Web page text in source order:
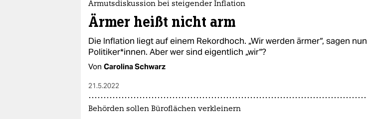
Armutsdiskussion bei steigender Inflation
Ärmer heißt nicht arm
Die Inflation liegt auf einem Rekordhoch. „Wir werden ärmer“, sagen nun
Politiker*innen. Aber wer sind eigentlich „wir“?
Von Carolina Schwarz
21.5.2022
Behörden sollen Büroflächen verkleinern